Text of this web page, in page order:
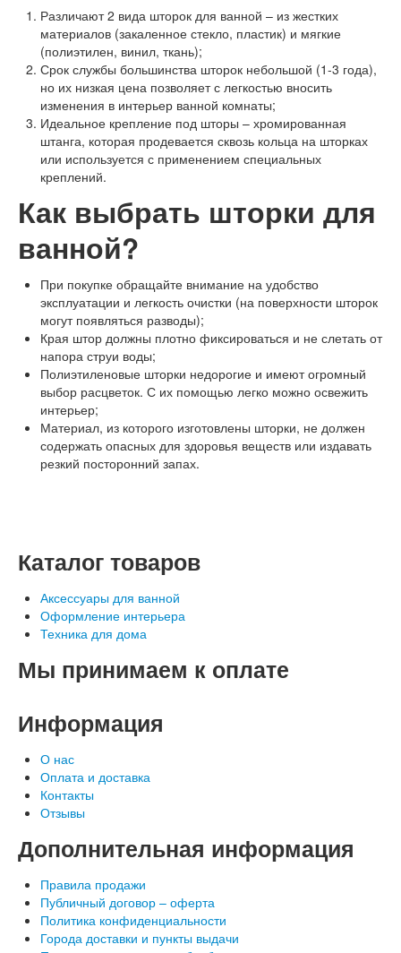
Различают 2 вида шторок для ванной – из жестких
материалов (закаленное стекло, пластик) и мягкие
(полиэтилен, винил, ткань);
Срок службы большинства шторок небольшой (1-3 года),
но их низкая цена позволяет с легкостью вносить
изменения в интерьер ванной комнаты;
Идеальное крепление под шторы – хромированная
штанга, которая продевается сквозь кольца на шторках
или используется с применением специальных
креплений.
Как выбрать шторки для
ванной?
При покупке обращайте внимание на удобство
эксплуатации и легкость очистки (на поверхности шторок
могут появляться разводы);
Края штор должны плотно фиксироваться и не слетать от
напора струи воды;
Полиэтиленовые шторки недорогие и имеют огромный
выбор расцветок. С их помощью легко можно освежить
интерьер;
Материал, из которого изготовлены шторки, не должен
содержать опасных для здоровья веществ или издавать
резкий посторонний запах.
Каталогтоваров
Аксессуары для ванной
Оформление интерьера
Техника для дома
Мы принимаем к оплате
Информация
О нас
Оплата и доставка
Контакты
Отзывы
Дополнительная информация
Правила продажи
Публичный договор – оферта
Политика конфиденциальности
Города доставки и пункты выдачи